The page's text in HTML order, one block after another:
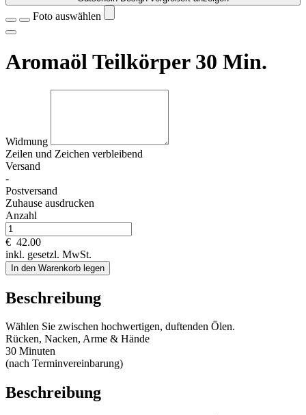
Foto auswählen
Aromaöl Teilkörper 30 Min.
Widmung
Zeilen und Zeichen verbleibend
Versand
-
Postversand
Zuhause ausdrucken
Anzahl
€ 42.00
inkl. gesetzl. MwSt.
In den Warenkorb legen
Beschreibung
Wählen Sie zwischen hochwertigen, duftenden Ölen.
Rücken, Nacken, Arme & Hände
30 Minuten
(nach Terminvereinbarung)
Beschreibung